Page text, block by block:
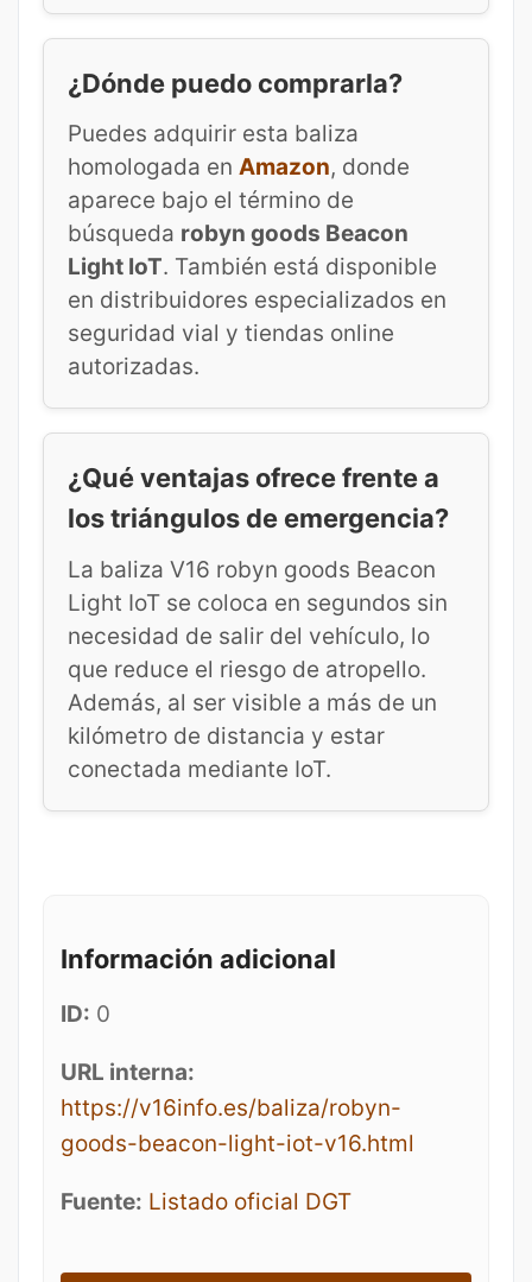
¿Dónde puedo comprarla?
Puedes adquirir esta baliza
homologada en Amazon, donde
aparece bajo el término de
búsqueda robyn goods Beacon
Light IoT. También está disponible
en distribuidores especializados en
seguridad vial y tiendas online
autorizadas.
¿Qué ventajas ofrece frente a
los triángulos de emergencia?
La baliza V16 robyn goods Beacon
Light IoT se coloca en segundos sin
necesidad de salir del vehículo, lo
que reduce el riesgo de atropello.
Además, al ser visible a más de un
kilómetro de distancia y estar
conectada mediante IoT.
Información adicional
ID: 0
URL interna:
https://v16info.es/baliza/robyn-
goods-beacon-light-iot-v16.html
Fuente: Listado oficial DGT